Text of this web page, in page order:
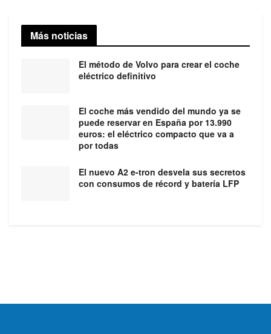
Más noticias
El método de Volvo para crear el coche
eléctrico definitivo
El coche más vendido del mundo ya se
puede reservar en España por 13.990
euros: el eléctrico compacto que va a
por todas
El nuevo A2 e-tron desvela sus secretos
con consumos de récord y batería LFP